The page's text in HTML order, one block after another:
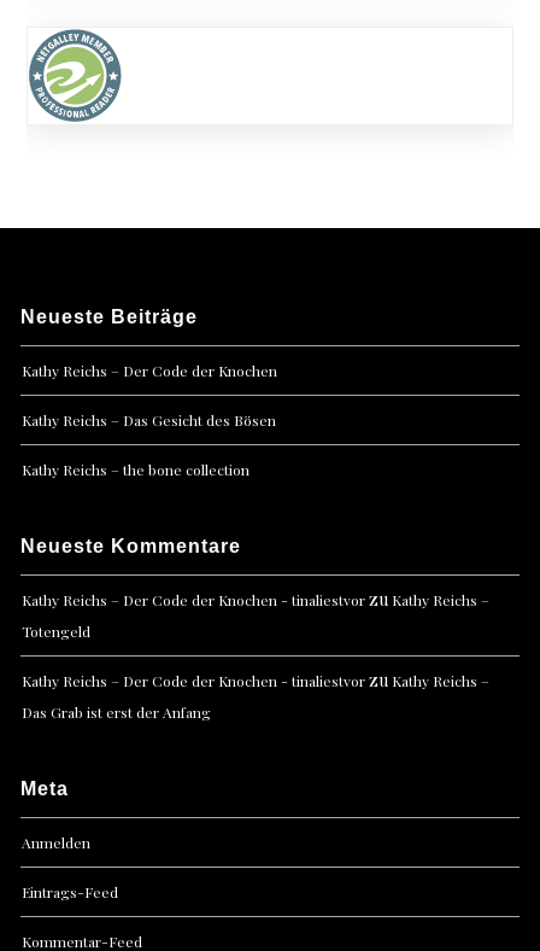
Neueste Beiträge
Kathy Reichs – Der Code der Knochen
Kathy Reichs – Das Gesicht des Bösen
Kathy Reichs – the bone collection
Neueste Kommentare
Kathy Reichs – Der Code der Knochen - tinaliestvorzu Kathy Reichs –
Totengeld
Kathy Reichs – Der Code der Knochen - tinaliestvorzu Kathy Reichs –
Das Grab ist erst der Anfang
Meta
Anmelden
Eintrags-Feed
Kommentar-Feed